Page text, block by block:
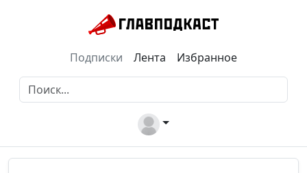
Подписки Лента Избранное